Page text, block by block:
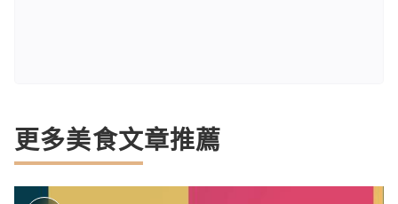
更多美食文章推薦